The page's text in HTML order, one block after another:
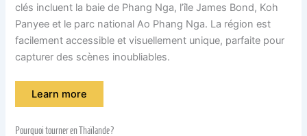
clés incluent la baie de Phang Nga, l’île James Bond, Koh
Panyee et le parc national Ao Phang Nga. La région est
facilement accessible et visuellement unique, parfaite pour
capturer des scènes inoubliables.
Learn more
Pourquoi tourner en Thaïlande?